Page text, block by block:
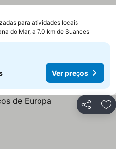
para atividades locaisVer
do Mar, a 7.0 km de Suances
Ver preços
Partilhar